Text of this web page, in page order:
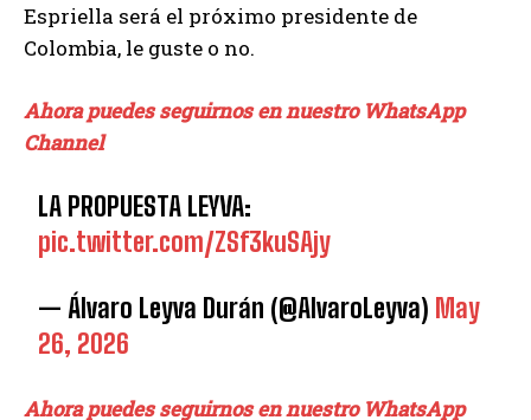
Espriella será el próximo presidente de
Colombia, le guste o no.
Ahora puedes seguirnos en nuestro WhatsApp
Channel
LA PROPUESTA LEYVA:
pic.twitter.com/ZSf3kuSAjy
— Álvaro Leyva Durán (@AlvaroLeyva) May
26, 2026
Ahora puedes seguirnos en nuestro WhatsApp